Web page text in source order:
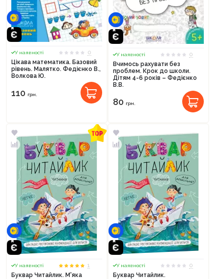
У наявності
0
Цікава математика. Базовий
рівень. Малятко. Федієнко В.,
Волкова Ю.
110 грн.
У наявності
0
Вчимось рахувати без
проблем. Крок до школи.
Дітям 4-6 років – Федієнко
В.В.
80 грн.
У наявності
1
Буквар Читайлик. М'яка
У наявності
0
Буквар Читайлик.